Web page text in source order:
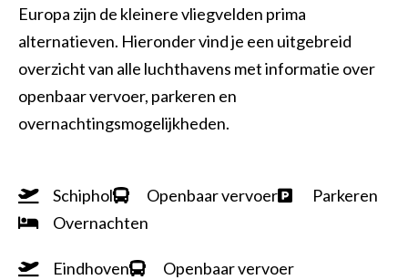
Europa zijn de kleinere vliegvelden prima
alternatieven. Hieronder vind je een uitgebreid
overzicht van alle luchthavens met informatie over
openbaar vervoer, parkeren en
overnachtingsmogelijkheden.
Schiphol Openbaar vervoer
Parkeren
Overnachten
Eindhoven
Openbaar vervoer